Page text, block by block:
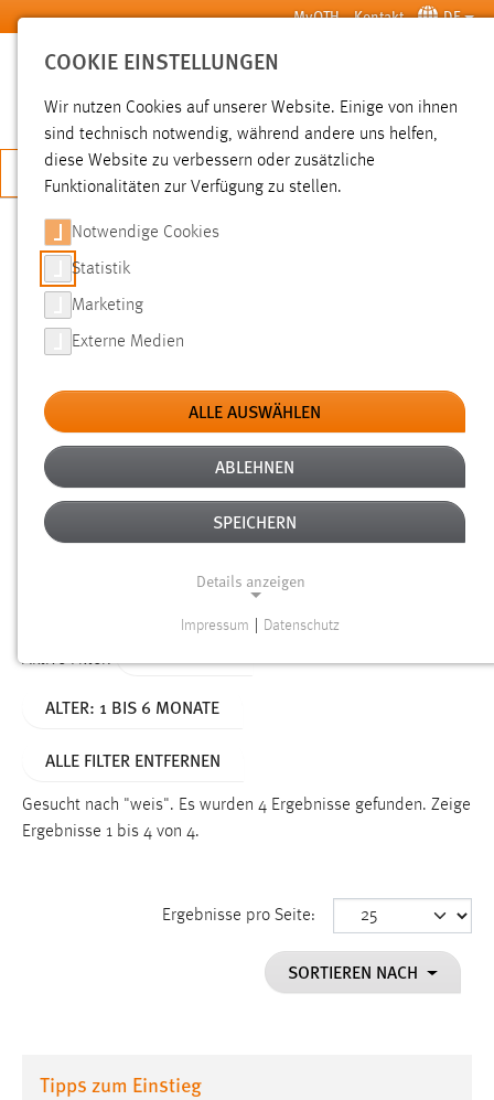
Zum Hauptinhalt springen MyOTH Kontakt DE
SUCHE
JETZT BEWERBEN
SUCHE
FILTER
Typ
Erstellungsdatum
Alter
Aktive Filter:
ALTER: 1 BIS 6 MONATE
ALLE FILTER ENTFERNEN
Gesucht nach "weis". Es wurden 4 Ergebnisse gefunden. Zeige
Ergebnisse 1 bis 4 von 4.
Ergebnisse pro Seite:
SORTIEREN NACH
Tipps zum Einstieg
COOKIE EINSTELLUNGEN
Wir nutzen Cookies auf unserer Website. Einige von ihnen
sind technisch notwendig, während andere uns helfen,
diese Website zu verbessern oder zusätzliche
Funktionalitäten zur Verfügung zu stellen.
Notwendige Cookies
Statistik
Marketing
Externe Medien
ALLE AUSWÄHLEN
ABLEHNEN
SPEICHERN
Details anzeigen
Funktionen und sind für die einwandfreie Funktion der
Name:
Dieser Cookie speichert die ausgewählten Einverständnis-
Performance
Impressum Datenschutz